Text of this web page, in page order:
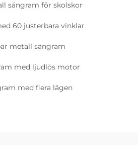
sängram för skolskor
60 justerbara vinklar
metall sängram
med ljudlös motor
med flera lägen